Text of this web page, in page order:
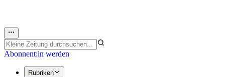
Abonnent:in werden
Rubriken